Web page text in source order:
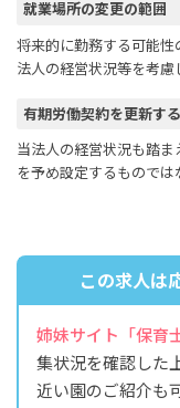
就業場所の変更の範囲
将来的に勤務する可能
法人の経営状況等を考慮
有期労働契約を更新す
当法人の経営状況も踏
を予め設定するものでは
この求人は
姉妹サイト「保育
集状況を確認した
近い園のご紹介も